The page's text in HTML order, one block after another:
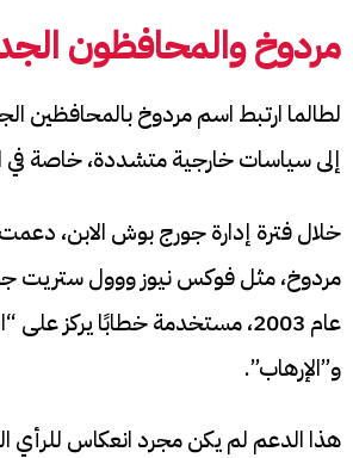
مردوخ والمحافظون
لطالما ارتبط اسم مردوخ بالمحافظين
إلى سياسات خارجية متشددة، خاصة في
خلال فترة إدارة جورج بوش الابن،
مردوخ، مثل فوكس نيوز ووول ستريت
عام 2003، مستخدمة خطابًا يركز
و”الإرهاب”.
هذا الدعم لم يكن مجرد انعكاس للرأي